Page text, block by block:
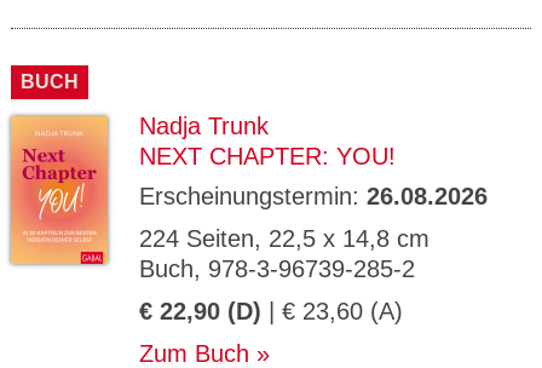
BUCH
Nadja Trunk
NEXT CHAPTER: YOU!
Erscheinungstermin: 26.08.2026
224 Seiten, 22,5 x 14,8 cm
Buch, 978-3-96739-285-2
€ 22,90 (D) | € 23,60 (A)
Zum Buch